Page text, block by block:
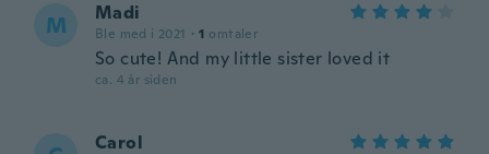
M Madi
Ble med i 2021 · 1 omtaler
So cute! And my little sister loved it
ca. 4 år siden
Carol